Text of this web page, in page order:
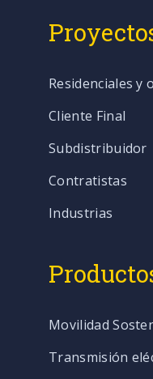
Residenciales y
Cliente Final
Subdistribuidor
Contratistas
Industrias
Movilidad
Transmisión